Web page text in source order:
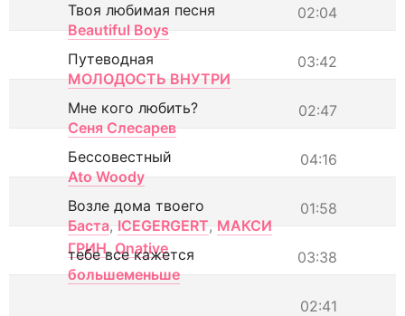
02:04
Твоя любимая песня
Beautiful Boys
03:42
Путеводная
МОЛОДОСТЬ ВНУТРИ
02:47
Мне кого любить?
Сеня Слесарев
04:16
Бессовестный
Ato Woody
01:58
Возле дома твоего
Баста, ICEGERGERT, МАКСИ
ГРИН, Onative 03:38
тебе все кажется
большеменьше
02:41